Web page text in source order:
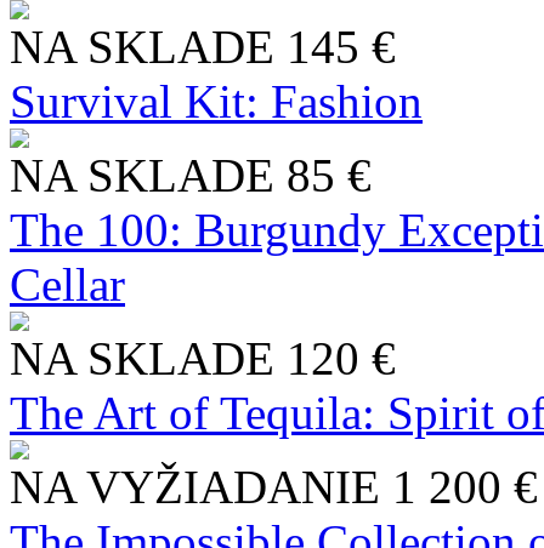
NA SKLADE 145 €
Survival Kit: Fashion
NA SKLADE 85 €
The 100: Burgundy
Cellar
NA SKLADE 120 €
The Art of Tequila: Spirit
NA VYŽIADANIE 1 200 €